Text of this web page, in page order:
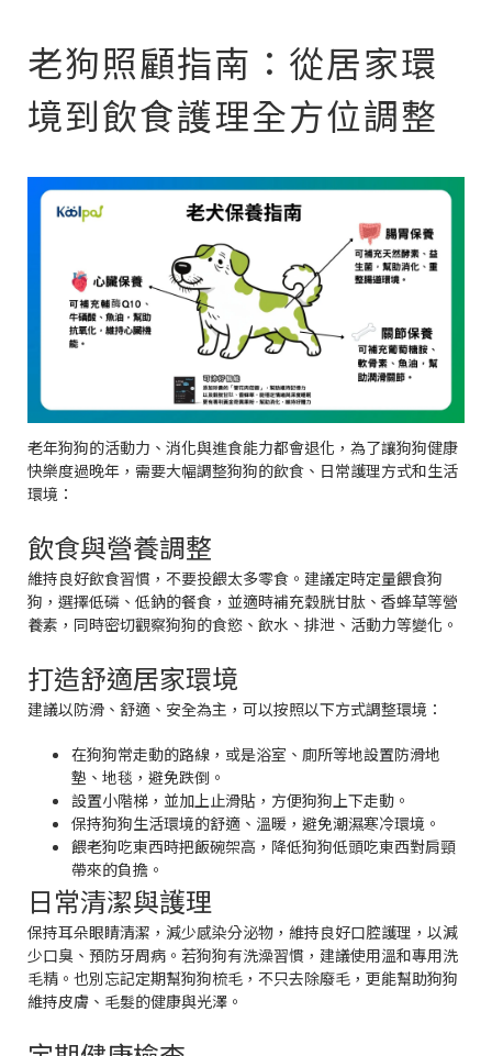
老狗照顧指南：從居家環
境到飲食護理全方位調整
老年狗狗的活動力、消化與進食能力都會退化，為了讓狗狗健康
快樂度過晚年，需要大幅調整狗狗的飲食、日常護理方式和生活
環境：
飲食與營養調整
維持良好飲食習慣，不要投餵太多零食。建議定時定量餵食狗
狗，選擇低磷、低鈉的餐食，並適時補充穀胱甘肽、香蜂草等營
養素，同時密切觀察狗狗的食慾、飲水、排泄、活動力等變化。
打造舒適居家環境
建議以防滑、舒適、安全為主，可以按照以下方式調整環境：
在狗狗常走動的路線，或是浴室、廁所等地設置防滑地
墊、地毯，避免跌倒。
設置小階梯，並加上止滑貼，方便狗狗上下走動。
保持狗狗生活環境的舒適、溫暖，避免潮濕寒冷環境。
餵老狗吃東西時把飯碗架高，降低狗狗低頭吃東西對肩頸
帶來的負擔。
日常清潔與護理
保持耳朵眼睛清潔，減少感染分泌物，維持良好口腔護理，以減
少口臭、預防牙周病。若狗狗有洗澡習慣，建議使用溫和專用洗
毛精。也別忘記定期幫狗狗梳毛，不只去除廢毛，更能幫助狗狗
維持皮膚、毛髮的健康與光澤。